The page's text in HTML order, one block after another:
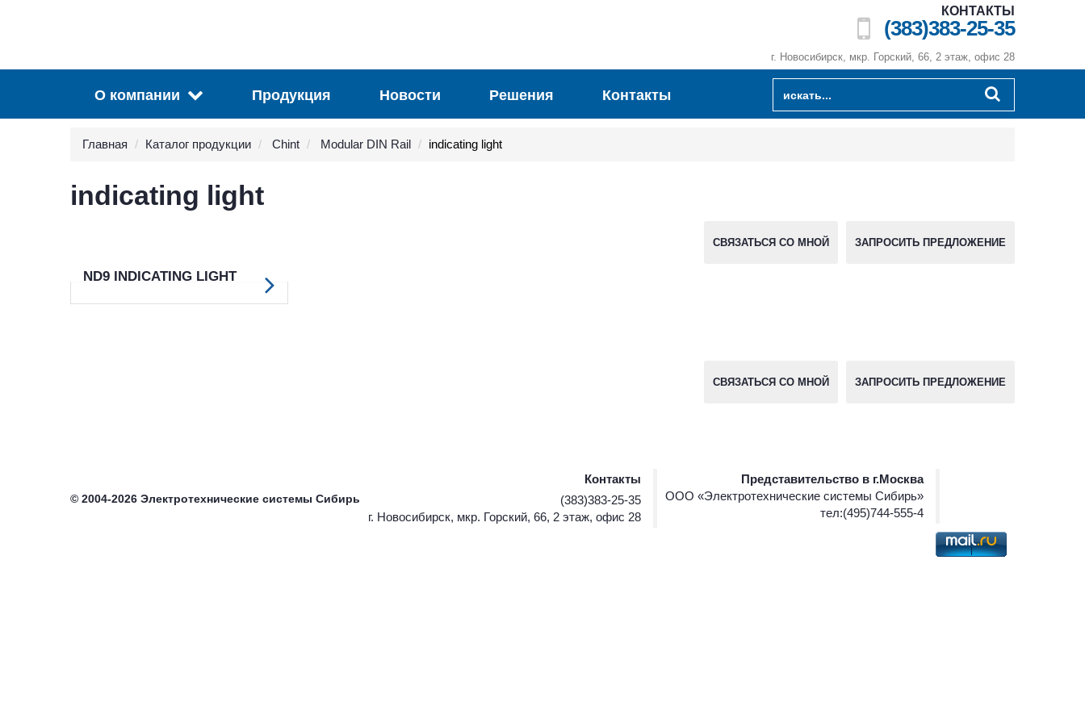
КОНТАКТЫ
(383)383-25-35
г. Новосибирск, мкр. Горский, 66, 2 этаж, офис 28
О компании Продукция Новости Решения Контакты
Главная Каталог продукции Chint Modular DIN Rail indicating light
indicating light
ЗАПРОСИТЬ ПРЕДЛОЖЕНИЕ
СВЯЗАТЬСЯ СО МНОЙ
ND9 INDICATING LIGHT
ЗАПРОСИТЬ ПРЕДЛОЖЕНИЕ
СВЯЗАТЬСЯ СО МНОЙ
© 2004-2026 Электротехнические системы Сибирь
Контакты
(383)383-25-35
г. Новосибирск, мкр. Горский, 66, 2 этаж, офис 28
Представительство в г.Москва
ООО «Электротехнические системы Сибирь»
тел:(495)744-555-4